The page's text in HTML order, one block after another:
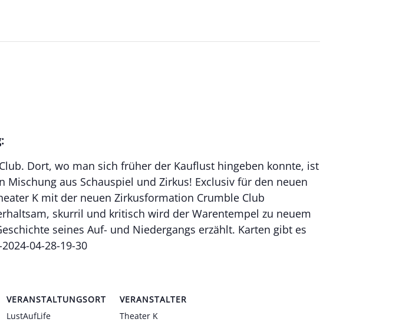
Club. Dort, wo man sich früher der Kauflust hingeben konnte, ist
aus Schauspiel und Zirkus! Exclusiv für den neuen
K mit der neuen Zirkusformation Crumble Club
skurril und kritisch wird der Warentempel zu neuem
seines Auf- und Niedergangs erzählt. Karten gibt es
04-28-19-30
VERANSTALTUNGSORT
LustAufLife
VERANSTALTER
Theater K